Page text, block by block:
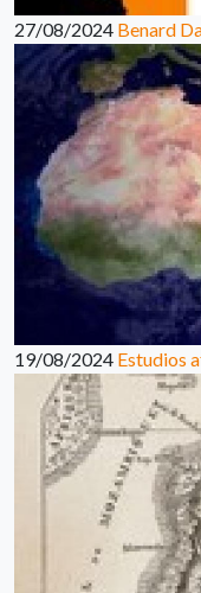
27/08/2024 Benard
19/08/2024 Estudios